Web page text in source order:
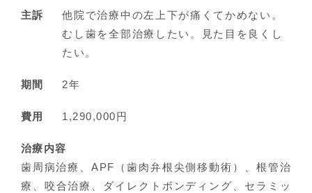
主訴
他院で治療中の左上下が痛くてかめない。
むし歯を全部治療したい。見た目を良くし
たい。
期間 2年
費用 1,290,000円
治療内容
歯周病治療、APF（歯肉弁根尖側移動術）、根管治
療、咬合治療、ダイレクトボンディング、セラミッ